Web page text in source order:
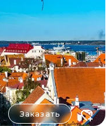
Заказать